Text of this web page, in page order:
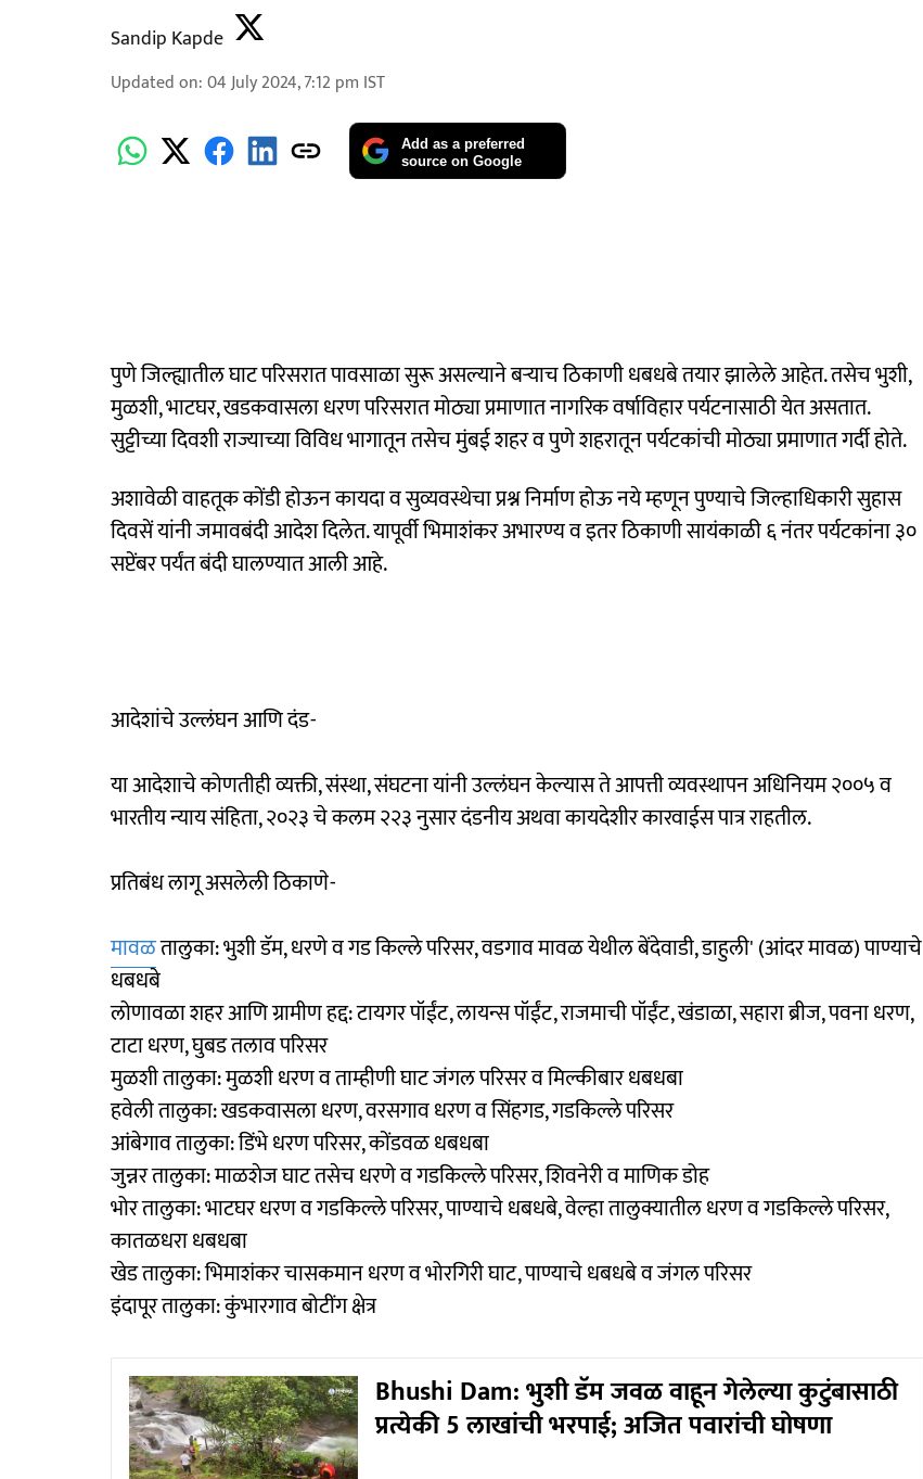
Sandip Kapde
Updated on:04 July 2024, 7:12 pm IST
Add as a preferred
source on Google
पुणे जिल्ह्यातील घाट परिसरात पावसाळा सुरू असल्याने बऱ्याच ठिकाणी धबधबे तयार झालेले आहेत. तसेच भुशी,
मुळशी, भाटघर, खडकवासला धरण परिसरात मोठ्या प्रमाणात नागरिक वर्षाविहार पर्यटनासाठी येत असतात.
सुट्टीच्या दिवशी राज्याच्या विविध भागातून तसेच मुंबई शहर व पुणे शहरातून पर्यटकांची मोठ्या प्रमाणात गर्दी होते.
अशावेळी वाहतूक कोंडी होऊन कायदा व सुव्यवस्थेचा प्रश्न निर्माण होऊ नये म्हणून पुण्याचे जिल्हाधिकारी सुहास
दिवसें यांनी जमावबंदी आदेश दिलेत. यापूर्वी भिमाशंकर अभारण्य व इतर ठिकाणी सायंकाळी ६ नंतर पर्यटकांना ३०
सप्टेंबर पर्यंत बंदी घालण्यात आली आहे.
आदेशांचे उल्लंघन आणि दंड-
या आदेशाचे कोणतीही व्यक्ती, संस्था, संघटना यांनी उल्लंघन केल्यास ते आपत्ती व्यवस्थापन अधिनियम २००५ व
भारतीय न्याय संहिता, २०२३ चे कलम २२३ नुसार दंडनीय अथवा कायदेशीर कारवाईस पात्र राहतील.
प्रतिबंध लागू असलेली ठिकाणे-
मावळतालुका: भुशी डॅम, धरणे व गड किल्ले परिसर, वडगाव मावळ येथील बेंदेवाडी, डाहुली' (आंदर मावळ) पाण्याचे
धबधबे
लोणावळा शहर आणि ग्रामीण हद्द: टायगर पॉईंट, लायन्स पॉईंट, राजमाची पॉईंट, खंडाळा, सहारा ब्रीज, पवना धरण,
टाटा धरण, घुबड तलाव परिसर
मुळशी तालुका: मुळशी धरण व ताम्हीणी घाट जंगल परिसर व मिल्कीबार धबधबा
हवेली तालुका: खडकवासला धरण, वरसगाव धरण व सिंहगड, गडकिल्ले परिसर
आंबेगाव तालुका: डिंभे धरण परिसर, कोंडवळ धबधबा
जुन्नर तालुका: माळशेज घाट तसेच धरणे व गडकिल्ले परिसर, शिवनेरी व माणिक डोह
भोर तालुका: भाटघर धरण व गडकिल्ले परिसर, पाण्याचे धबधबे, वेल्हा तालुक्यातील धरण व गडकिल्ले परिसर,
कातळधरा धबधबा
खेड तालुका: भिमाशंकर चासकमान धरण व भोरगिरी घाट, पाण्याचे धबधबे व जंगल परिसर
इंदापूर तालुका: कुंभारगाव बोटींग क्षेत्र
Bhushi Dam: भुशी डॅम जवळ वाहून गेलेल्या कुटुंबासाठी
प्रत्येकी 5 लाखांची भरपाई; अजित पवारांची घोषणा